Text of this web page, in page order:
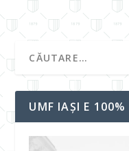
UMF IAȘI E